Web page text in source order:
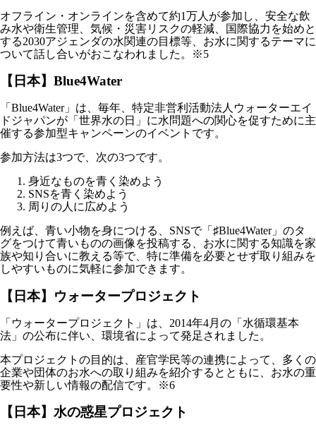
オフライン・オンラインを含めて約1万人が参加し、安全な飲
み水や衛生管理、気候・災害リスクの軽減、国際協力を始めと
する2030アジェンダの水関連の目標等、お水に関するテーマに
ついて話し合いがおこなわれました。※5
【日本】Blue4Water
「Blue4Water」は、毎年、特定非営利活動法人ウォーターエイ
ドジャパンが「世界水の日」に水問題への関心を促すために主
催する参加型キャンペーンのイベントです。
参加方法は3つで、次の3つです。
身近なものを青く染めよう
SNSを青く染めよう
周りの人に広めよう
例えば、青い小物を身につける、SNSで「♯Blue4Water」のタ
グをつけて青いものの画像を投稿する、お水に関する知識を家
族や知り合いに教える等で、特に準備を必要とせず取り組みを
しやすいものに気軽に参加できます。
【日本】ウォータープロジェクト
「ウォータープロジェクト」は、2014年4月の「水循環基本
法」の公布に伴い、環境省によって発足されました。
本プロジェクトの目的は、産官学民等の連携によって、多くの
企業や団体のお水への取り組みを紹介するとともに、お水の重
要性や新しい情報の配信です。※6
【日本】水の惑星プロジェクト